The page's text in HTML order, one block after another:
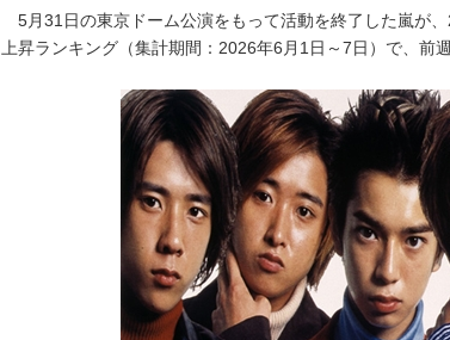
5月31日の東京ドーム公演をもって活動を終了した嵐が
上昇ランキング（集計期間：2026年6月1日～7日）で、前